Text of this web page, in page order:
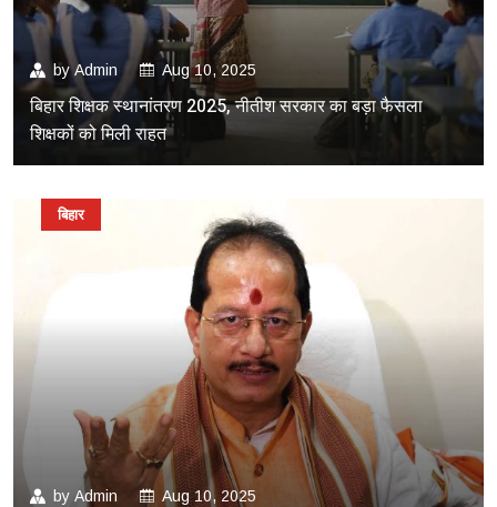
byAdmin Aug 10, 2025
बिहार शिक्षक स्थानांतरण 2025, नीतीश सरकार का बड़ा फैसला
शिक्षकों को मिली राहत
by Admin Aug 10, 2025
बिहार